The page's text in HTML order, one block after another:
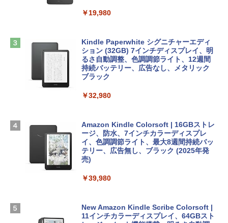
Apple 2026 MacBook Air M5チップ搭載
13インチノートブック：AIとApple Intell
igence、13.6インチLiquid Retinaディ
スプレイ、24GBユニファイドメモリ、1
ラ、Touch ID - ミッドナイト + 3年延長
￥347,600
【Amazon.co.jp限定】 HP ノートパソコ
SSD インテル Core 5
インゲームコード】 ロブロックス | オン
ラインコード版
￥3,200
Robloxギフトカード - 1000 Robux 【限
ラインコード版
￥1,600
ト): Java & Bedrock Edition | オンライ
￥3,600
ClaudeCode いちばんやさしい 教科書:
にもKindle出版にも！ 非エンジニアのた
めのAIコーディング入門シリーズ
￥99
1冊ですべて身につくHTML & CSSとWe
￥2,326
FM TOWNS ハイパー・カタログ: 本体ハ
ェクトリストと最新エミュレータ紹介
￥19,980
Kindle Paperwhite シグニチャーエディ
ション (32GB) 7インチディスプレイ、明
るさ自動調整、色調調節ライト、12週間
持続バッテリー、広告なし、メタリック
ブラック
￥32,980
Amazon Kindle Colorsoft | 16GBストレ
ージ、防水、7インチカラーディスプレ
イ、色調調節ライト、最大8週間持続バッ
テリー、広告無し、ブラック (2025年発
売)
￥39,980
New Amazon Kindle Scribe Colorsoft |
11インチカラーディスプレイ、64GBスト